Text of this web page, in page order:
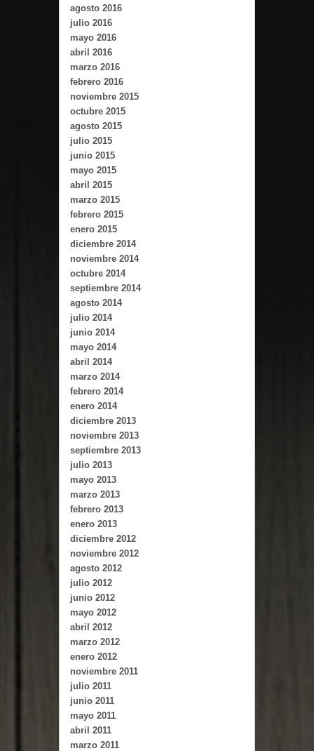
agosto 2016
julio 2016
mayo 2016
abril 2016
marzo 2016
febrero 2016
noviembre 2015
octubre 2015
agosto 2015
julio 2015
junio 2015
mayo 2015
abril 2015
marzo 2015
febrero 2015
enero 2015
diciembre 2014
noviembre 2014
octubre 2014
septiembre 2014
agosto 2014
julio 2014
junio 2014
mayo 2014
abril 2014
marzo 2014
febrero 2014
enero 2014
diciembre 2013
noviembre 2013
septiembre 2013
julio 2013
mayo 2013
marzo 2013
febrero 2013
enero 2013
diciembre 2012
noviembre 2012
agosto 2012
julio 2012
junio 2012
mayo 2012
abril 2012
marzo 2012
enero 2012
noviembre 2011
julio 2011
junio 2011
mayo 2011
abril 2011
marzo 2011